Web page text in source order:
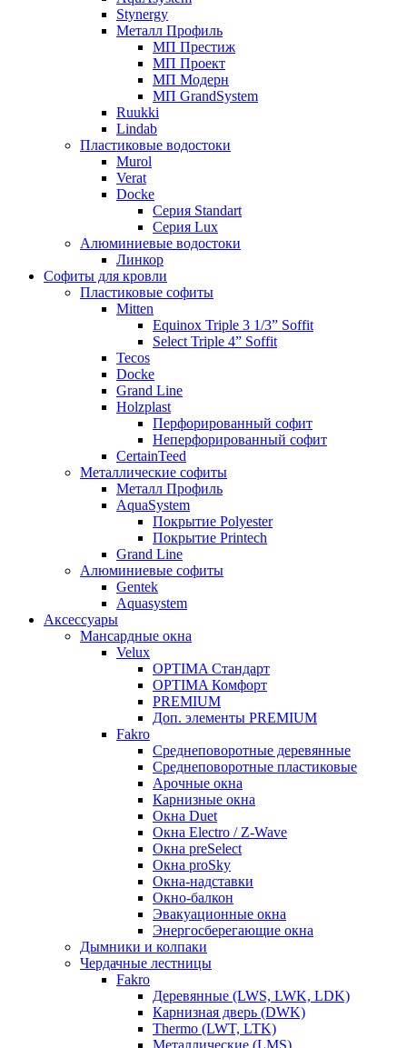
Stynergy
Металл Профиль
МП Престиж
МП Проект
МП Модерн
МП GrandSystem
Ruukki
Lindab
Пластиковые водостоки
Murol
Verat
Docke
Серия Standart
Серия Lux
Алюминиевые водостоки
Линкор
Софиты для кровли
Пластиковые софиты
Mitten
Equinox Triple 3 1/3” Soffit
Select Triple 4” Soffit
Tecos
Docke
Grand Line
Holzplast
Перфорированный софит
Неперфорированный софит
CertainTeed
Металлические софиты
Металл Профиль
AquaSystem
Покрытие Polyester
Покрытие Printech
Grand Line
Алюминиевые софиты
Gentek
Aquasystem
Аксессуары
Мансардные окна
Velux
OPTIMA Стандарт
OPTIMA Комфорт
PREMIUM
Доп. элементы PREMIUM
Fakro
Cреднеповоротные деревянные
Cреднеповоротные пластиковые
Арочные окна
Карнизные окна
Окна Duet
Окна Electro / Z-Wave
Окна preSelect
Окна proSky
Окна-надставки
Окно-балкон
Эвакуационные окна
Энергосберегающие окна
Дымники и колпаки
Чердачные лестницы
Fakro
Деревянные (LWS, LWK, LDK)
Карнизная дверь (DWK)
Thermo (LWT, LTK)